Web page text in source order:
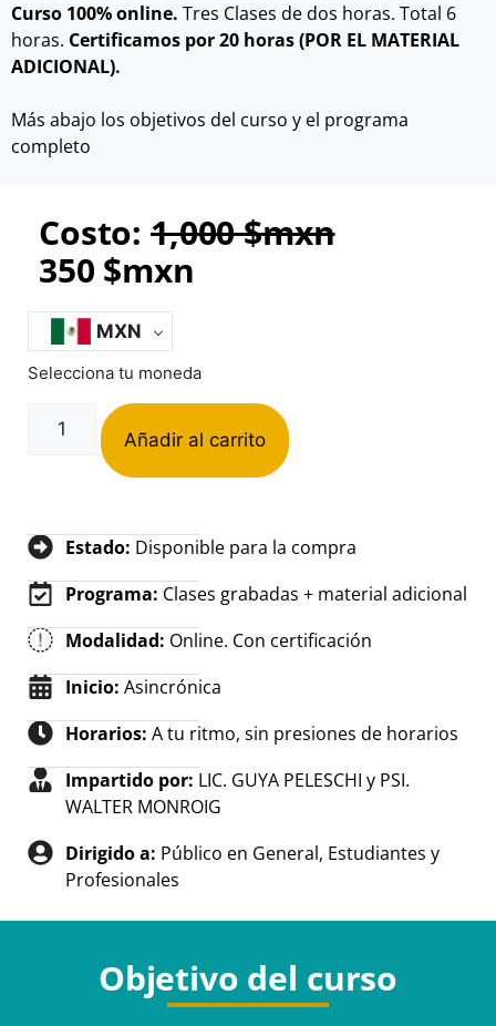
Curso 100% online. Tres Clases de dos horas. Total 6
horas. Certificamos por 20 horas (POR EL MATERIAL
ADICIONAL).
Más abajo los objetivos del curso y el programa
completo
Costo: 1,000$mxn
350 $mxn
MXN
Selecciona tu moneda
Añadir al carrito
Estado: Disponible para la compra
Programa: Clases grabadas + material adicional
Modalidad: Online. Con certificación
Inicio: Asincrónica
Horarios: A tu ritmo, sin presiones de horarios
Impartido por: LIC. GUYA PELESCHI y PSI.
WALTER MONROIG
Dirigido a: Público en General, Estudiantes y
Profesionales
Objetivo del curso